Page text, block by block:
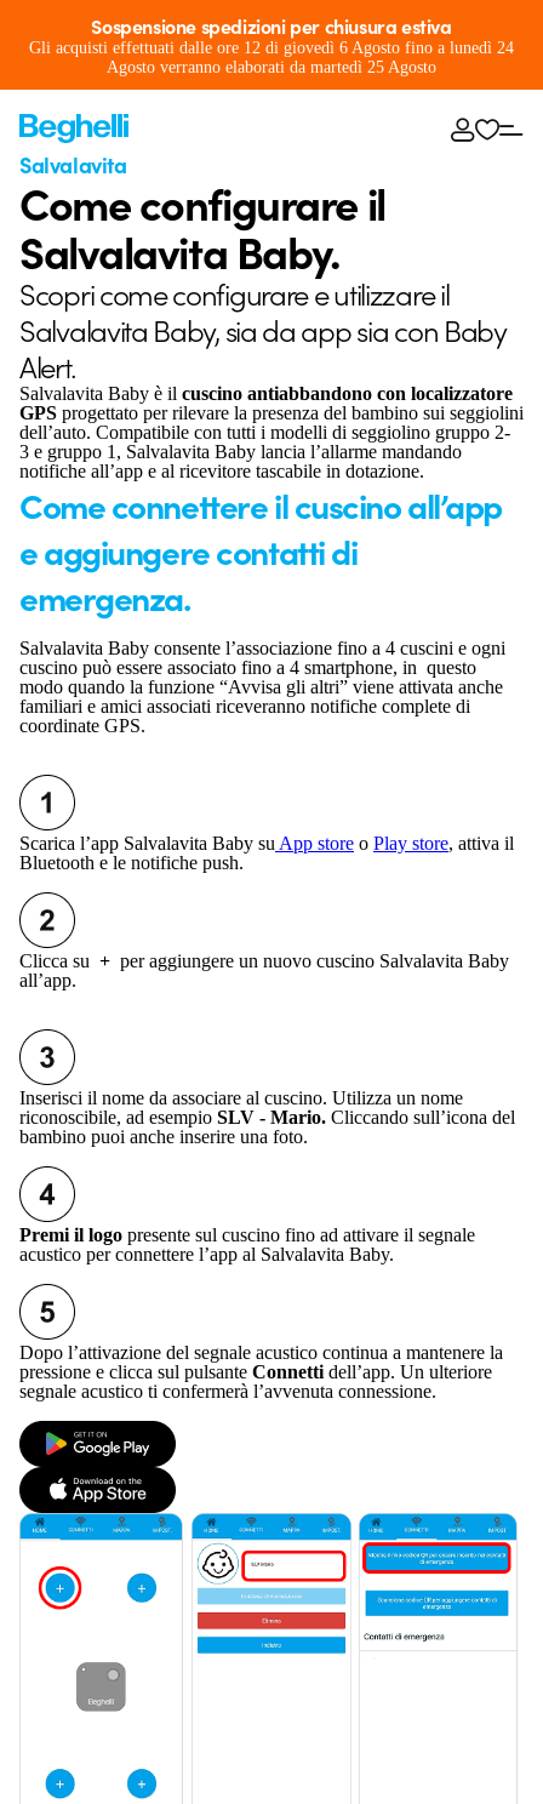
Sospensione spedizioni per chiusura estiva
Gli acquisti effettuati dalle ore 12 di giovedì 6 Agosto fino a lunedì 24
Agosto verranno elaborati da martedì 25 Agosto
Salvalavita
Come configurare il
Salvalavita Baby.
Scopri come configurare e utilizzare il
Salvalavita Baby, sia da app sia con Baby
Alert.
Salvalavita Baby è il cuscino antiabbandono con localizzatore
GPS progettato per rilevare la presenza del bambino sui seggiolini
dell’auto. Compatibile con tutti i modelli di seggiolino gruppo 2-
3 e gruppo 1, Salvalavita Baby lancia l’allarme mandando
notifiche all’app e al ricevitore tascabile in dotazione.
Come connettere il cuscino all’app
e aggiungere contatti di
emergenza.
Salvalavita Baby consente l’associazione fino a 4 cuscini e ogni
cuscino può essere associato fino a 4 smartphone, in questo
modo quando la funzione “Avvisa gli altri” viene attivata anche
familiari e amici associati riceveranno notifiche complete di
coordinate GPS.
Scarica l’app Salvalavita Baby su App store o Play store, attiva il
Bluetooth e le notifiche push.
Clicca su + per aggiungere un nuovo cuscino Salvalavita Baby
all’app.
Inserisci il nome da associare al cuscino. Utilizza un nome
riconoscibile, ad esempio SLV - Mario. Cliccando sull’icona del
bambino puoi anche inserire una foto.
Premi il logo presente sul cuscino fino ad attivare il segnale
acustico per connettere l’app al Salvalavita Baby.
Dopo l’attivazione del segnale acustico continua a mantenere la
pressione e clicca sul pulsante Connetti dell’app. Un ulteriore
segnale acustico ti confermerà l’avvenuta connessione.